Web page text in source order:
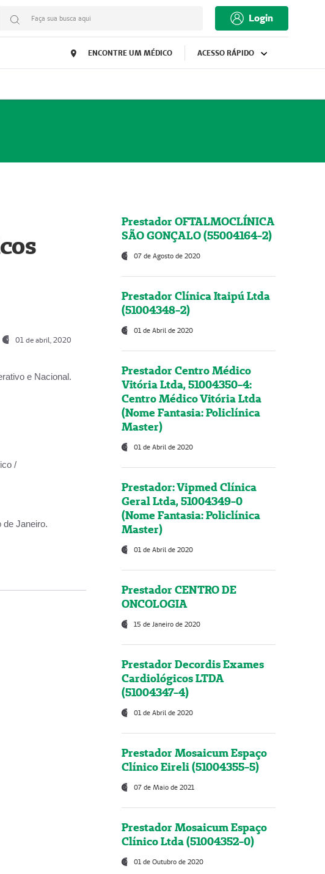
Faça sua busca aqui Login
ENCONTRE UM MÉDICO ACESSO RÁPIDO
01 de abril, 2020
e Nacional.
/
de Janeiro.
Prestador OFTALMOCLÍNICA
SÃO GONÇALO (55004164-2)
07 de Agosto de 2020
Prestador Clínica Itaipú Ltda
(51004348-2)
01 de Abril de 2020
Prestador Centro Médico
Vitória Ltda, 51004350-4:
Centro Médico Vitória Ltda
(Nome Fantasia: Policlínica
Master)
01 de Abril de 2020
Prestador: Vipmed Clínica
Geral Ltda, 51004349-0
(Nome Fantasia: Policlínica
Master)
01 de Abril de 2020
Prestador CENTRO DE
ONCOLOGIA
15 de Janeiro de 2020
Prestador Decordis Exames
Cardiológicos LTDA
(51004347-4)
01 de Abril de 2020
Prestador Mosaicum Espaço
Clínico Eireli (51004355-5)
07 de Maio de 2021
Prestador Mosaicum Espaço
Clínico Ltda (51004352-0)
01 de Outubro de 2020